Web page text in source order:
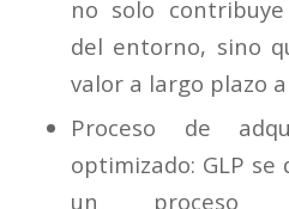
no solo
del entorno, sino
valor a largo plazo
Proceso de
optimizado: GLP
un proceso